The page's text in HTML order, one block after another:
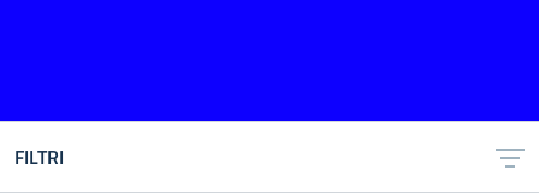
FILTRI